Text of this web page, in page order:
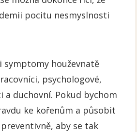
pocitu nesmyslnosti
symptomy houževnatě
psychologové,
a duchovní. Pokud bychom
ke kořenům a působit
aby se tak